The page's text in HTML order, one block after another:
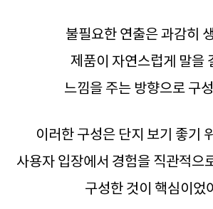
불필요한 연출은 과감히
제품이 자연스럽게 말을
느낌을 주는 방향으로 구
이러한 구성은 단지 보기 좋기
사용자 입장에서 경험을 직관적으
구성한 것이 핵심이었